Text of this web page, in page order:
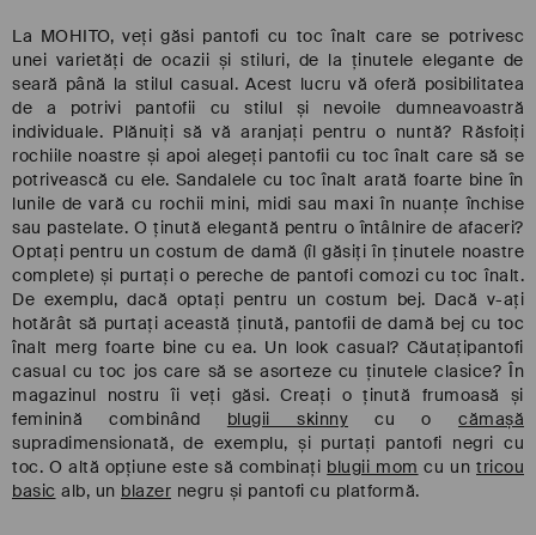
La MOHITO, veți găsi pantofi cu toc înalt care se potrivesc
unei varietăți de ocazii și stiluri, de la ținutele elegante de
seară până la stilul casual. Acest lucru vă oferă posibilitatea
de a potrivi pantofii cu stilul și nevoile dumneavoastră
individuale. Plănuiți să vă aranjați pentru o nuntă? Răsfoiți
rochiile noastre și apoi alegeți pantofii cu toc înalt care să se
potrivească cu ele. Sandalele cu toc înalt arată foarte bine în
lunile de vară cu rochii mini, midi sau maxi în nuanțe închise
sau pastelate. O ținută elegantă pentru o întâlnire de afaceri?
Optați pentru un costum de damă (îl găsiți în ținutele noastre
complete) și purtați o pereche de pantofi comozi cu toc înalt.
De exemplu, dacă optați pentru un costum bej. Dacă v-ați
hotărât să purtați această ținută, pantofii de damă bej cu toc
înalt merg foarte bine cu ea. Un look casual? Căutațipantofi
casual cu toc jos care să se asorteze cu ținutele clasice? În
magazinul nostru îi veți găsi. Creați o ținută frumoasă și
feminină combinând blugii skinny cu ocămașă
supradimensionată, de exemplu, și purtați pantofi negri cu
toc. O altă opțiune este să combinați blugii mom cu untricou
basic alb, un blazer negru și pantofi cu platformă.